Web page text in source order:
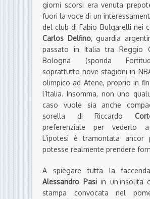
giorni scorsi era venuta
fuori la voce di un
del club di Fabio Bulgarelli nei
Carlos Delfino, guardia
passato in Italia tra Reggio
Bologna (sponda
soprattutto nove stagioni in
olimpico ad Atene, proprio in
l’Italia. Insomma, non uno
caso vuole sia anche
sorella di Riccardo
preferenziale per vederlo a
L’ipotesi è tramontata ancor
potesse realmente prendere
A spiegare tutta la
Alessandro Pasiin un’insolita
stampa convocata nel